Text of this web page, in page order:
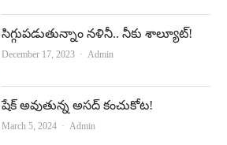
సిగ్గుపడుతున్నాం నళినీ.. నీకు శాల్యూట్‌!
December 17, 2023 Author
Admin
షేక్ అవుతున్న అస‌ద్ కంచుకోట‌!
March 5, 2024 Author
Admin